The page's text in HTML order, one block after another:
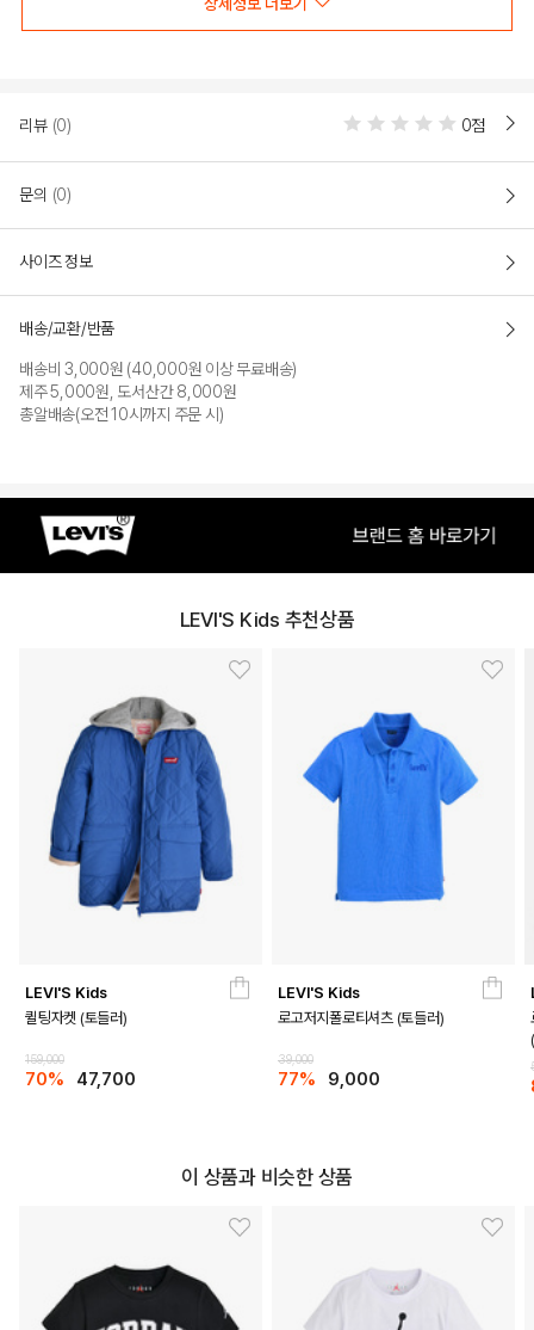
리뷰 (0) 0점
문의 (0)
사이즈 정보
배송/교환/반품
배송비 3,000원 (40,000원 이상 무료배송)
제주 5,000원, 도서산간 8,000원
총알배송(오전 10시까지 주문 시)
LEVI'S Kids 추천상품
LEVI'S Kids
퀼팅자켓 (토들러)
159,000
70% 47,700
LEVI'S Kids
로고저지폴로티셔츠 (토들러)
39,000
77% 9,000
이 상품과 비슷한 상품